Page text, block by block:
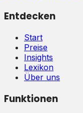
Entdecken
Start
Preise
Insights
Lexikon
Über uns
Funktionen